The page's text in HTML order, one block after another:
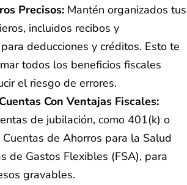
Precisos: Mantén organizados tus
incluidos recibos y
deducciones y créditos. Esto te
todos los beneficios fiscales
el riesgo de errores.
Con Ventajas Fiscales:
de jubilación, como 401(k) o
Cuentas de Ahorros para la Salud
de Gastos Flexibles (FSA), para
gravables.